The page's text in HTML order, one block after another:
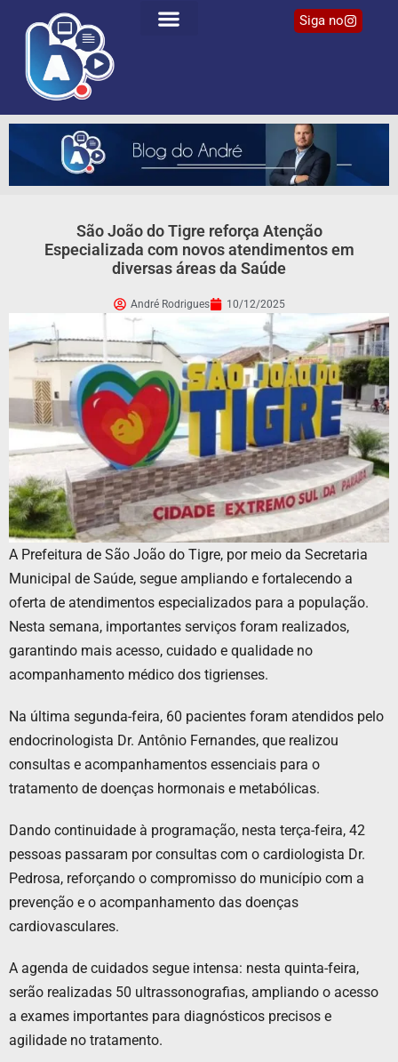
Siga no
São João do Tigre reforça Atenção
Especializada com novos atendimentos em
diversas áreas da Saúde
André Rodrigues 10/12/2025
A Prefeitura de São João do Tigre, por meio da Secretaria
Municipal de Saúde, segue ampliando e fortalecendo a
oferta de atendimentos especializados para a população.
Nesta semana, importantes serviços foram realizados,
garantindo mais acesso, cuidado e qualidade no
acompanhamento médico dos tigrienses.
Na última segunda-feira, 60 pacientes foram atendidos pelo
endocrinologista Dr. Antônio Fernandes, que realizou
consultas e acompanhamentos essenciais para o
tratamento de doenças hormonais e metabólicas.
Dando continuidade à programação, nesta terça-feira, 42
pessoas passaram por consultas com o cardiologista Dr.
Pedrosa, reforçando o compromisso do município com a
prevenção e o acompanhamento das doenças
cardiovasculares.
A agenda de cuidados segue intensa: nesta quinta-feira,
serão realizadas 50 ultrassonografias, ampliando o acesso
a exames importantes para diagnósticos precisos e
agilidade no tratamento.